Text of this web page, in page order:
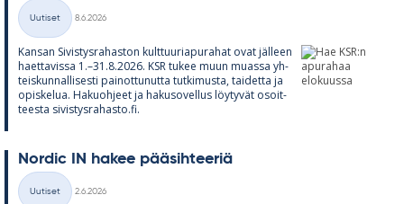
Kategoriat
Uutiset
8.6.2026
Kan­san Si­vis­tys­ra­has­ton kult­tuu­ria­pu­ra­hat ovat jäl­leen
haet­ta­vissa 1.–31.8.2026. KSR tu­kee muun muassa yh­
teis­kun­nal­li­sesti pai­not­tu­nutta tut­ki­musta, tai­detta ja
opis­ke­lua. Ha­kuoh­jeet ja ha­kuso­vel­lus löy­ty­vät osoit­
teesta si­vis­tys­ra­hasto.fi.
Nor­dic IN ha­kee pää­sih­tee­riä
Kategoriat
Uutiset
2.6.2026